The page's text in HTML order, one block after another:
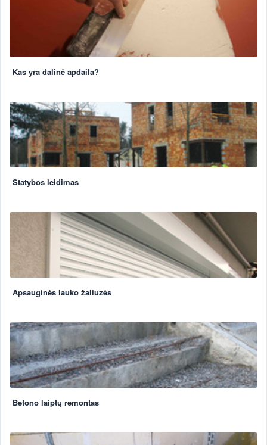
Kas yra dalinė apdaila?
Statybos leidimas
Apsauginės lauko žaliuzės
Betono laiptų remontas